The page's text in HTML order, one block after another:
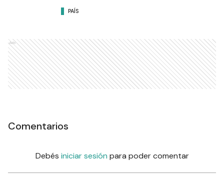
PAÍS
Ads
Comentarios
Debés iniciar sesión para poder comentar